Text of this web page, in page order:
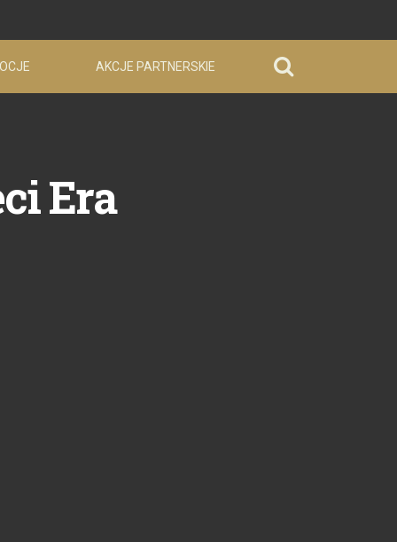
AKCJE PARTNERSKIE
Era